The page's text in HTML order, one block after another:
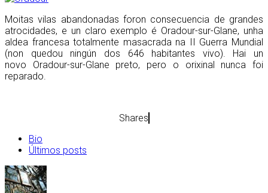
Moitas vilas abandonadas foron consecuencia de grandes
atrocidades, e un claro exemplo é Oradour-sur-Glane, unha
aldea francesa totalmente masacrada na II Guerra Mundial
(non quedou ningún dos 646 habitantes vivo). Hai un
novo Oradour-sur-Glane preto, pero o orixinal nunca foi
reparado.
Shares
Bio
Últimos posts